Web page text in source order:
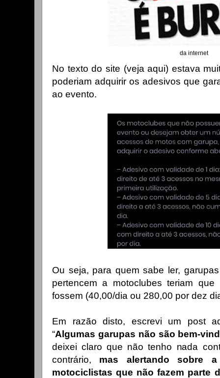
da internet
No texto do site (veja aqui) estava
poderiam adquirir os adesivos que
ao evento.
Ou seja, para quem sabe ler,
pertencem a motoclubes teriam
fossem (40,00/dia ou 280,00 por dez
Em razão disto, escrevi um post
“Algumas garupas não são bem-
deixei claro que não tenho nada
contrário, mas alertando sobre
motociclistas que não fazem parte